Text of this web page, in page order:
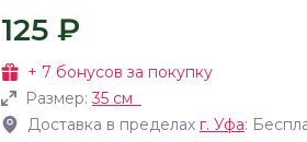
125 ₽
+ 7 бонусов за покупку
Размер:35 см
Доставка в пределах г. Уфа: